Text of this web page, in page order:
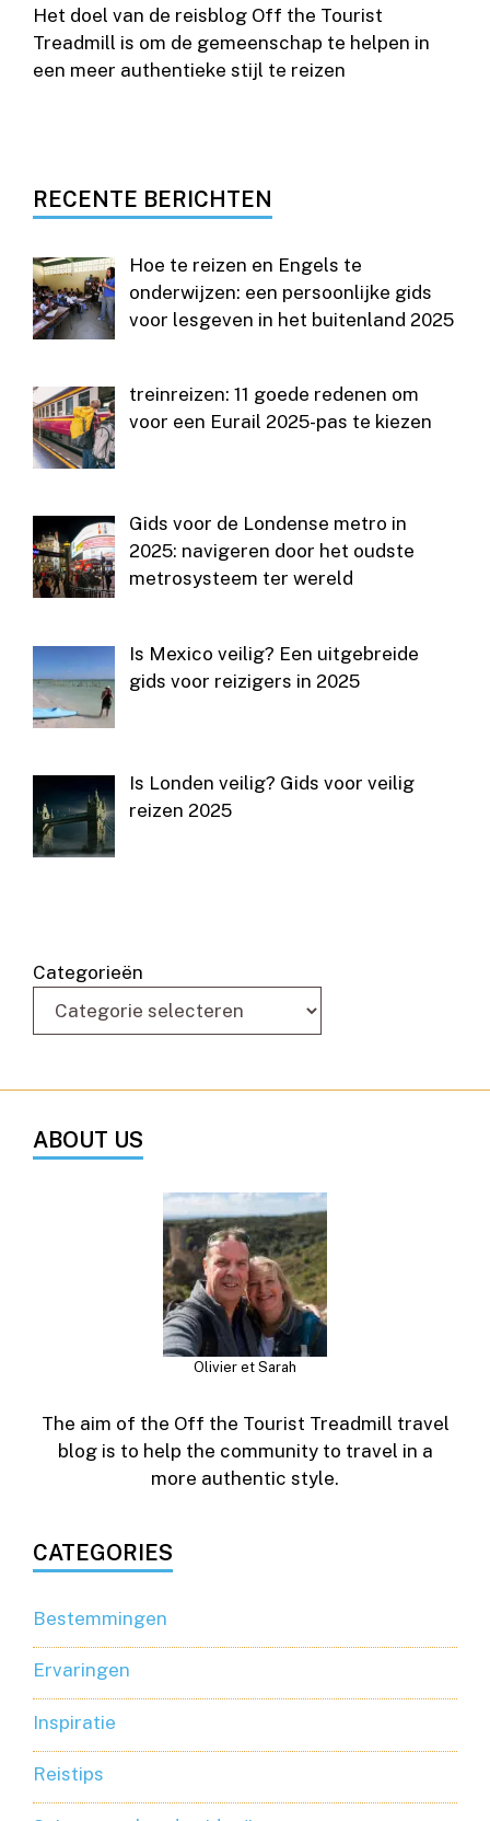
Het doel van de reisblog Off the Tourist
Treadmill is om de gemeenschap te helpen in
een meer authentieke stijl te reizen
RECENTE BERICHTEN
Hoe te reizen en Engels te
onderwijzen: een persoonlijke gids
voor lesgeven in het buitenland 2025
treinreizen: 11 goede redenen om
voor een Eurail 2025-pas te kiezen
Gids voor de Londense metro in
2025: navigeren door het oudste
metrosysteem ter wereld
Is Mexico veilig? Een uitgebreide
gids voor reizigers in 2025
Is Londen veilig? Gids voor veilig
reizen 2025
Categorieën
ABOUT US
Olivier et Sarah
The aim of the Off the Tourist Treadmill travel
blog is to help the community to travel in a
more authentic style.
CATEGORIES
Bestemmingen
Ervaringen
Inspiratie
Reistips